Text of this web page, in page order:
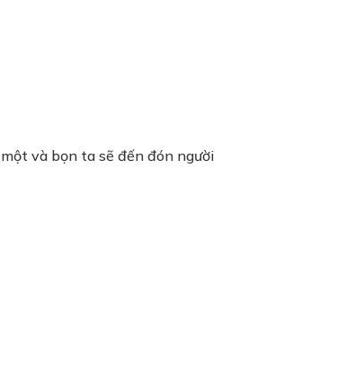
và bọn ta sẽ đến đón người